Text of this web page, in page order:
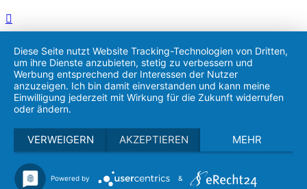
Diese Seite nutzt Website Tracking-Technologien von Dritten,
um ihre Dienste anzubieten, stetig zu verbessern und
Werbung entsprechend der Interessen der Nutzer
anzuzeigen. Ich bin damit einverstanden und kann meine
Einwilligung jederzeit mit Wirkung für die Zukunft widerrufen
oder ändern.
VERWEIGERN AKZEPTIEREN MEHR
Powered by &